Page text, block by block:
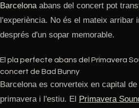
Barcelona abans del concert pot
l'experiència. No és el mateix arribar
després d'un sopar memorable.
El pla perfecte abans del Primavera
concert de Bad Bunny
Barcelona es converteix en capital
primavera i l'estiu. El Primavera